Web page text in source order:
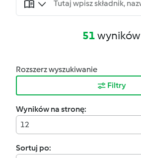
51wyników
Rozszerz wyszukiwanie
Filtry
Wyników na stronę:
12
Sortuj po: